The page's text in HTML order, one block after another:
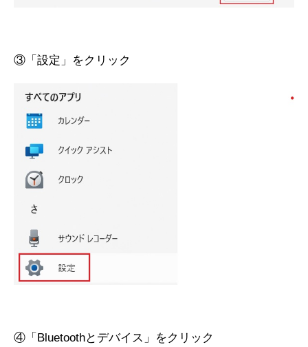
③「設定」をクリック
④「Bluetoothとデバイス」をクリック